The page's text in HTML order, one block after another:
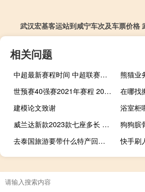
武汉宏基客运站到咸宁车次及车票价格
相关问题
中超最新赛程时间 中超联赛赛程时间表
世预赛40强赛2021年赛程 2021世界杯预选赛时间
在哪找
建模论文致谢
浴室柜
威兰达新款2023款七座多长 威兰达新款2023款报价及图片
狗狗膑
去泰国旅游要带什么特产回来 去泰国旅游要带什么